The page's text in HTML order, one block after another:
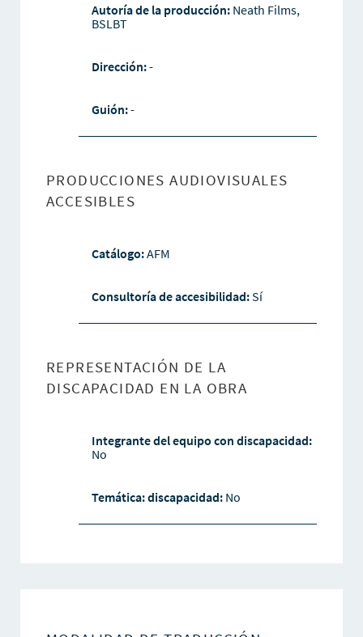
Autoría de la producción: Neath Films,
BSLBT
Dirección:-
Guión:-
PRODUCCIONES AUDIOVISUALES
ACCESIBLES
Catálogo:AFM
Consultoría de accesibilidad:Sí
REPRESENTACIÓN DE LA
DISCAPACIDAD EN LA OBRA
Integrante del equipo con discapacidad:
No
Temática: discapacidad: No